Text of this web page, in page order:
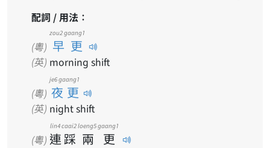
配詞 / 用法：
(粵) 早更
zou2 gaang1
(英) morning shift
(粵) 夜更
je6 gaang1
(英) night shift
(粵) 連
lin4
踩
caai2
兩
loeng5
更
gaang1